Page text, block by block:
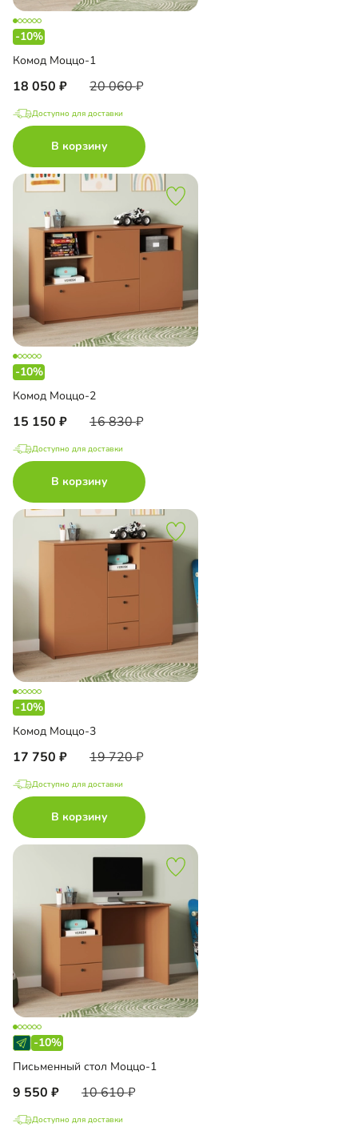
-10%
Комод Моццо-1
18 050 20 060
Доступно для доставки
В корзину
-10%
Комод Моццо-2
15 150 16 830
Доступно для доставки
В корзину
-10%
Комод Моццо-3
17 750 19 720
Доступно для доставки
В корзину
-10%
Письменный стол Моццо-1
9 550 10 610
Доступно для доставки